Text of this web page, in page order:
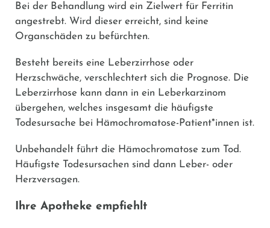
Bei der Behandlung wird ein Zielwert für Ferritin
angestrebt. Wird dieser erreicht, sind keine
Organschäden zu befürchten.
Besteht bereits eine Leberzirrhose oder
Herzschwäche, verschlechtert sich die Prognose. Die
Leberzirrhose kann dann in ein Leberkarzinom
übergehen, welches insgesamt die häufigste
Todesursache bei Hämochromatose-Patient*innen ist.
Unbehandelt führt die Hämochromatose zum Tod.
Häufigste Todesursachen sind dann Leber- oder
Herzversagen.
Ihre Apotheke empfiehlt